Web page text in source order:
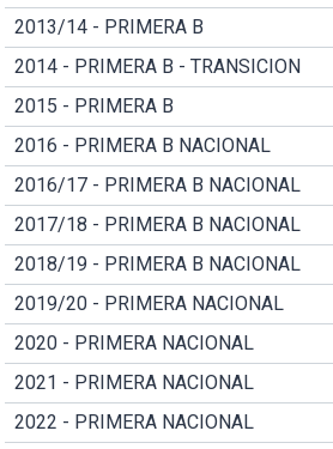
2013/14 - PRIMERA B
2014 - PRIMERA B - TRANSICION
2015 - PRIMERA B
2016 - PRIMERA B NACIONAL
2016/17 - PRIMERA B NACIONAL
2017/18 - PRIMERA B NACIONAL
2018/19 - PRIMERA B NACIONAL
2019/20 - PRIMERA NACIONAL
2020 - PRIMERA NACIONAL
2021 - PRIMERA NACIONAL
2022 - PRIMERA NACIONAL